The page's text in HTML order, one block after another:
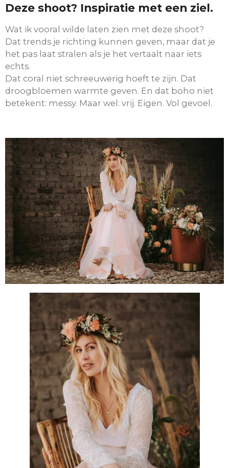
Deze shoot? Inspiratie met een ziel.
Wat ik vooral wilde laten zien met deze shoot?
Dat trends je richting kunnen geven, maar dat je
het pas laat stralen als je het vertaalt naar iets
echts.
Dat coral niet schreeuwerig hoeft te zijn. Dat
droogbloemen warmte geven. En dat boho niet
betekent: messy. Maar wel: vrij. Eigen. Vol gevoel.